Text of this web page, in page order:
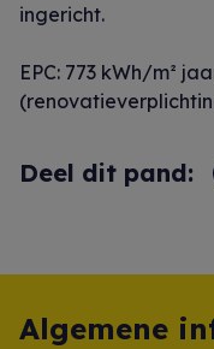
ingericht.
EPC: 773 kWh/m²
Deel dit pand:
Algemene